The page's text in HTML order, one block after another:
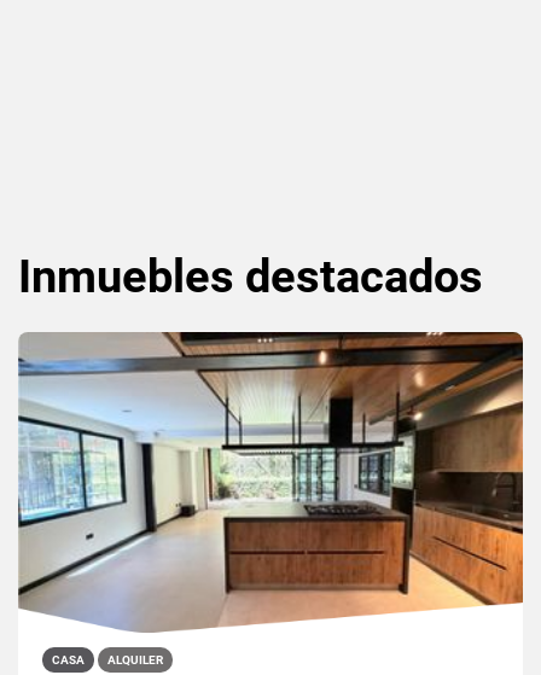
Inmuebles destacados
CASA ALQUILER